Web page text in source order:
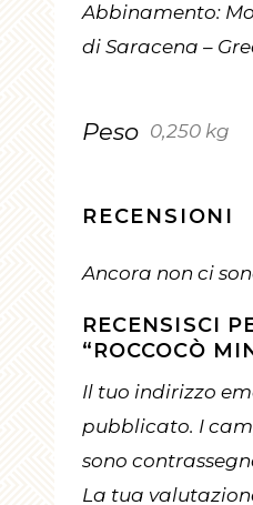
Abbinamento:
di Saracena –
Peso 0,250 kg
RECENSIONI
Ancora non ci
RECENSISCI
“ROCCOCÒ
Il tuo indirizzo
pubblicato. I
sono
La tua